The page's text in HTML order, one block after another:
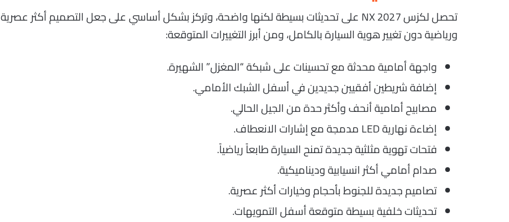
تحصل لكزس NX 2027 على تحديثات بسيطة لكنها واضحة، وتركز بشكل أساسي على جعل التصميم أكثر عصرية
ورياضية دون تغيير هوية السيارة بالكامل، ومن أبرز التغييرات المتوقعة:
واجهة أمامية محدثة مع تحسينات على شبكة “المغزل” الشهيرة.
إضافة شريطين أفقيين جديدين في أسفل الشبك الأمامي.
مصابيح أمامية أنحف وأكثر حدة من الجيل الحالي.
إضاءة نهارية LED مدمجة مع إشارات الانعطاف.
فتحات تهوية مثلثية جديدة تمنح السيارة طابعاً رياضياً.
صدام أمامي أكثر انسيابية وديناميكية.
تصاميم جديدة للجنوط بأحجام وخيارات أكثر عصرية.
تحديثات خلفية بسيطة متوقعة أسفل التمويهات.